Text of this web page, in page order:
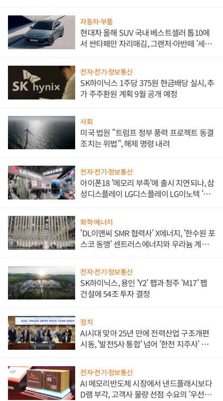
자동차·부품
현대차 올해 SUV 국내 베스트셀러 톱10에
서 싼타페만 자리매김, 그랜저·아반떼 '세단
전자·전기·정보통신
SK하이닉스 1주당 375원 현금배당 실시, 추
가 주주환원 계획 9월 공개 예정
사회
미국 법원 "트럼프 정부 풍력 프로젝트 동결
조치는 위법", 해제 명령 내려
전자·전기·정보통신
아이폰18 '메모리 부족'에 출시 지연되나, 삼
성디스플레이 LG디스플레이 LG이노텍 '탈
화학·에너지
'DL이앤씨 SMR 협력사' X에너지, '한수원 포
스코 동맹' 센트러스에너지와 우라늄 계약
전자·전기·정보통신
SK하이닉스, 용인 'Y2' 팹과 청주 'M17' 팹
건설에 54조 투자 결정
정치
AI시대 맞아 25년 만에 전력산업 구조개편
시동, '발전5사 통합' 넘어 '한전 지주사' 재편
전자·전기·정보통신
AI 메모리반도체 시장에서 낸드플래시보다
D램 부각, 고객사 물량 선점 수요의 '우선순